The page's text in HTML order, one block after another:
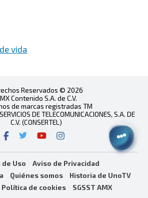
vida
Reservados © 2026
Contenido S.A. de C.V.
de marcas registradas TM
DE TELECOMUNICACIONES, S.A. DE
C.V. (CONSERTEL)
Uso
Aviso de Privacidad
Quiénes somos
Historia de UnoTV
Política de cookies SGSST AMX